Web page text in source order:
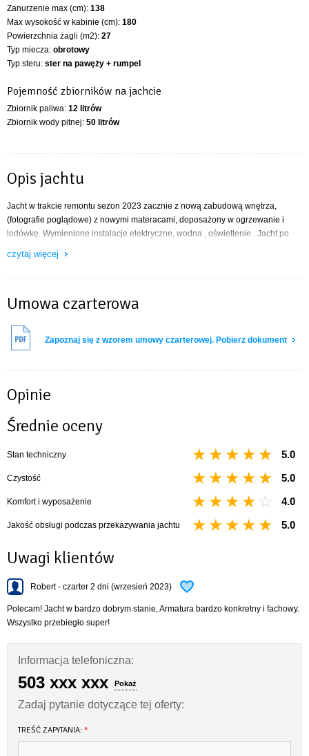
Zanurzenie max (cm): 138
Max wysokość w kabinie (cm): 180
Powierzchnia żagli (m2): 27
Typ miecza: obrotowy
Typ steru: ster na pawęży + rumpel
Pojemność zbiorników na jachcie
Zbiornik paliwa: 12 litrów
Zbiornik wody pitnej: 50 litrów
Opis jachtu
Jacht w trakcie remontu sezon 2023 zacznie z nową zabudową wnętrza,
(fotografie poglądowe) z nowymi materacami, doposażony w ogrzewanie i
lodówkę. Wymienione instalacje elektryczne, wodna , oświetlenie . Jacht po
czytaj więcej
Umowa czarterowa
Zapoznaj się z wzorem umowy czarterowej. Pobierz dokument
Opinie
Średnie oceny
Stan techniczny 5.0
Czystość 5.0
Komfort i wyposażenie 4.0
Jakość obsługi podczas przekazywania jachtu 5.0
Uwagi klientów
Robert - czarter 2 dni (wrzesień 2023)
Polecam! Jacht w bardzo dobrym stanie, Armatura bardzo konkretny i fachowy.
Wszystko przebiegło super!
Informacja telefoniczna:
503 xxx xxx Pokaż
Zadaj pytanie dotyczące tej oferty:
TREŚĆ ZAPYTANIA: *